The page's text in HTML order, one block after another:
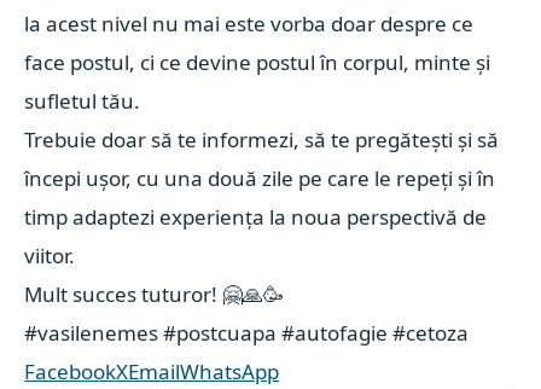
la acest nivel nu mai este vorba doar despre ce
face postul, ci ce devine postul în corpul, minte și
sufletul tău.
Trebuie doar să te informezi, să te pregătești și să
începi ușor, cu una două zile pe care le repeți și în
timp adaptezi experiența la noua perspectivă de
viitor.
Mult succes tuturor! 🤗🙏🥳
#vasilenemes#postcuapa #autofagie #cetoza
FacebookXEmailWhatsApp